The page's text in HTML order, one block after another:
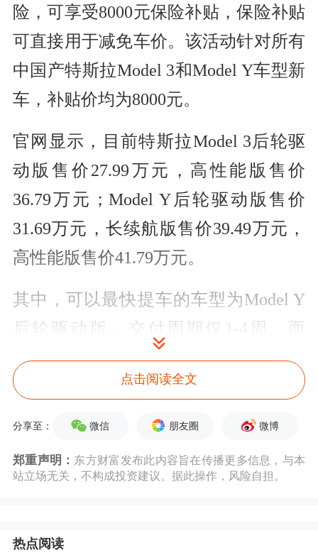
险，可享受8000元保险补贴，保险补贴
可直接用于减免车价。该活动针对所有
中国产特斯拉Model 3和Model Y车型新
车，补贴价均为8000元。
官网显示，目前特斯拉Model 3后轮驱
动版售价27.99万元，高性能版售价
36.79万元；Model Y后轮驱动版售价
31.69万元，长续航版售价39.49万元，
高性能版售价41.79万元。
其中，可以最快提车的车型为Model Y
后轮驱动版，交付周期仅1-4周。而
Model 3和其他版本Model Y交付周期均
为6-10周或更长。不过数位特斯拉销售
人员均对澎湃新闻记者表示，目前特斯
销售。
了部分老车主的不满。
点击阅读全文
分享至： 微信 朋友圈 微博
郑重声明： 东方财富发布此内容旨在传播更多信息，与本
站立场无关，不构成投资建议。据此操作，风险自担。
热点阅读